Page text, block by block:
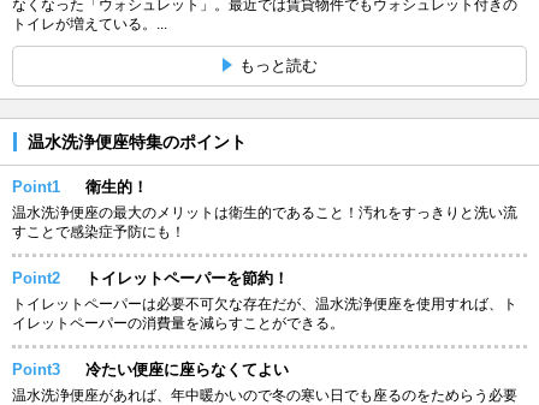
なくなった「ウォシュレット」。最近では賃貸物件でもウォシュレット付きの
トイレが増えている。...
もっと読む
温水洗浄便座特集のポイント
Point1 衛生的！
温水洗浄便座の最大のメリットは衛生的であること！汚れをすっきりと洗い流
すことで感染症予防にも！
Point2 トイレットペーパーを節約！
トイレットペーパーは必要不可欠な存在だが、温水洗浄便座を使用すれば、ト
イレットペーパーの消費量を減らすことができる。
Point3 冷たい便座に座らなくてよい
温水洗浄便座があれば、年中暖かいので冬の寒い日でも座るのをためらう必要